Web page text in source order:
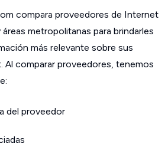
compara proveedores de Internet
metropolitanas para brindarles
más relevante sobre sus
comparar proveedores, tenemos
del proveedor